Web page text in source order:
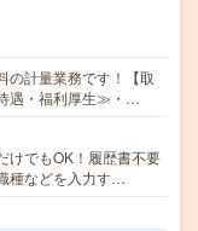
の計量業務です！【取
遇・福利厚生≫・…
けでもOK！履歴書不要
種などを入力す…